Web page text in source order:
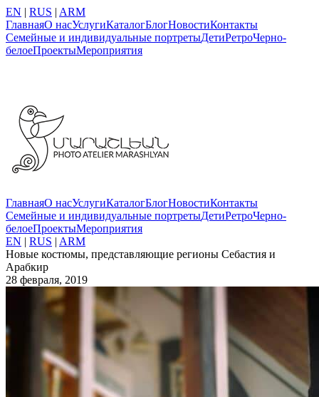
EN | RUS | ARM
ГлавнаяО насУслугиКаталогБлогНовостиКонтакты
Семейные и индивидуальные портретыДетиРетроЧерно-
белоеПроектыМероприятия
ГлавнаяО насУслугиКаталогБлогНовостиКонтакты
Семейные и индивидуальные портретыДетиРетроЧерно-
белоеПроектыМероприятия
EN | RUS | ARM
Новые костюмы, представляющие регионы Себастия и
Арабкир
28 февраля, 2019